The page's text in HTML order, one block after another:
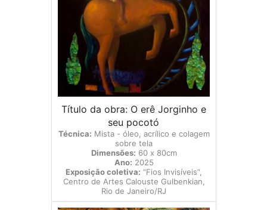
Título da obra: O erê Jorginho e
seu pocotó
Técnica: Mista - óleo, acrílico e colagem
sobre tela
Dimensões: 60 x 80cm
Ano: 2025
Exposição coletiva: “Fios Invisíveis”,
Centro de Artes Calouste Gulbenkian,
Rio de Janeiro/RJ